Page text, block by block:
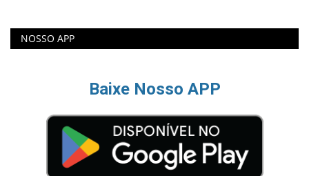
NOSSO APP
Baixe Nosso APP